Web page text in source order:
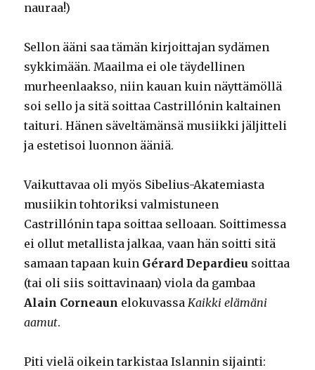
nauraa!)
Sellon ääni saa tämän kirjoittajan sydämen
sykkimään. Maailma ei ole täydellinen
murheenlaakso, niin kauan kuin näyttämöllä
soi sello ja sitä soittaa Castrillónin kaltainen
taituri. Hänen säveltämänsä musiikki jäljitteli
ja estetisoi luonnon ääniä.
Vaikuttavaa oli myös Sibelius-Akatemiasta
musiikin tohtoriksi valmistuneen
Castrillónin tapa soittaa selloaan. Soittimessa
ei ollut metallista jalkaa, vaan hän soitti sitä
samaan tapaan kuin Gérard Depardieu soittaa
(tai oli siis soittavinaan) viola da gambaa
Alain Corneaun elokuvassaKaikki elämäni
aamut.
Piti vielä oikein tarkistaa Islannin sijainti: